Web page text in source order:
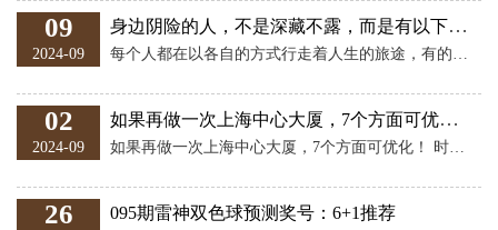
09
2024-09
身边阴险的人，不是深藏不露，而是有以下几个特征
每个人都在以各自的方式行走着人生的旅途，有的人心怀阳光，用温暖照亮前行的路；而有的人，却选择了一条布满阴霾的道路，他们内心的阴毒，并非总是隐藏得滴水不漏，反而在不经意间，通过几个鲜明的特征暴露无遗，让人不禁感叹人性的复杂与多变。 01：两面三刀，见风使舵 那些阴毒之人，就像是变色龙一般，擅长在不同的场合、面对不同的人，展现出截然不同的面孔。他们对待强者，总是满脸堆笑，言辞间充满了恭维与奉承，仿佛对方就是他们生命中的太阳，无时无刻不在寻找机会靠近，汲取光芒。 然而，一旦转身面对弱者，他们的态度便
02
2024-09
如果再做一次上海中心大厦，7个方面可优化！ 时隔上海中心大厦2016
如果再做一次上海中心大厦，7个方面可优化！ 时隔上海中心大厦2016年运营8年后，中国这一最高建筑近日获得国家科技进步二等奖，再度激起业界和社会的瞩目。 632米高，建筑面积58万平方米，包含9个“垂直社区”和21个“空中花园”广场，集商务、办公、酒店、商业、观光、会展等功能于一体，上海中心大厦因此又被称为“垂直城市”。 近日，在“上海中心大厦工程关键技术专家报告会”上，同济建筑设计集团总工程师丁洁民教授对上海中心大厦的技术作了总结和新的思考，表示如果再做一次，他会从以下7个方面有进一步的优化
26 095期雷神双色球预测奖号：6+1推荐